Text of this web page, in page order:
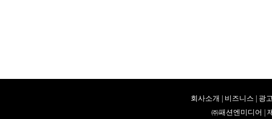
회사소개 | 비즈니스 | 광
㈜패션엔미디어 |